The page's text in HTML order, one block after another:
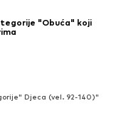
"Obuća" koji
Djeca (vel. 92-140)"